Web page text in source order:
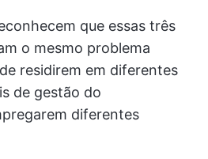
que essas três
o mesmo problema
residirem em diferentes
de gestão do
diferentes